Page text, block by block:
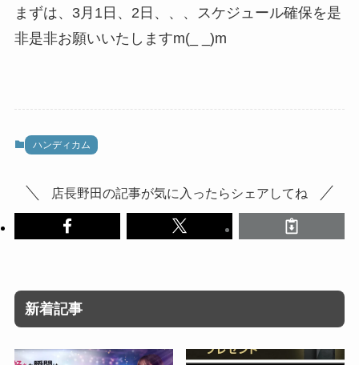
まずは、3月1日、2日、、、スケジュール確保を是
非是非お願いいたしますm(_ _)m
ハンディカム
店長野田の記事が気に入ったらシェアしてね
新着記事